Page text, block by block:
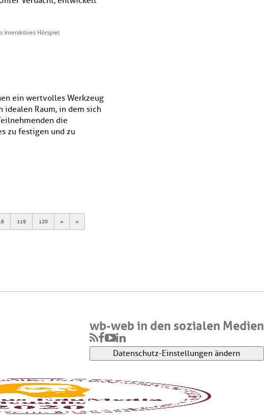
interaktives Hörspiel
ein wertvolles Werkzeug
idealen Raum, in dem sich
die
zu festigen und zu
119 120 Next Last
wb-web in den sozialen Medien
Datenschutz-Einstellungen ändern